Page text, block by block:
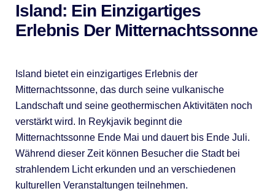
Island: Ein Einzigartiges
Erlebnis Der Mitternachtssonne
Island bietet ein einzigartiges Erlebnis der
Mitternachtssonne, das durch seine vulkanische
Landschaft und seine geothermischen Aktivitäten noch
verstärkt wird. In Reykjavik beginnt die
Mitternachtssonne Ende Mai und dauert bis Ende Juli.
Während dieser Zeit können Besucher die Stadt bei
strahlendem Licht erkunden und an verschiedenen
kulturellen Veranstaltungen teilnehmen.